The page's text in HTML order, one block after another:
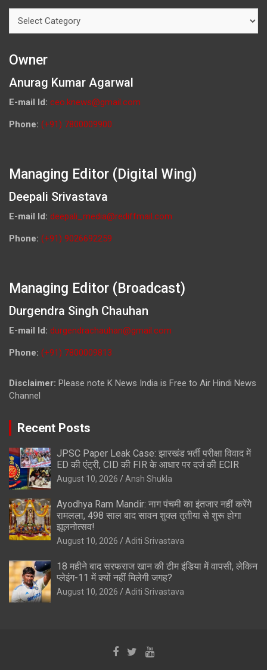
Owner
Anurag Kumar Agarwal
E-mail Id: ceo.knews@gmail.com
Phone: (+91) 7800009900
Managing Editor (Digital Wing)
Deepali Srivastava
E-mail Id: deepali_media@rediffmail.com
Phone: (+91) 9026692259
Managing Editor (Broadcast)
Durgendra Singh Chauhan
E-mail Id: durgendrachauhan@gmail.com
Phone: (+91) 7800009813
Disclaimer: Please note K News India is Free to Air Hindi News
Channel
Recent Posts
JPSC Paper Leak Case: झारखंड भर्ती परीक्षा विवाद में
ED की एंट्री, CID की FIR के आधार पर दर्ज की ECIR
August 10, 2026 Ansh Shukla
Ayodhya Ram Mandir: नाग पंचमी का इंतजार नहीं करेंगे
रामलला, 498 साल बाद सावन शुक्ल तृतीया से शुरू होगा
झूलनोत्सव!
August 10, 2026 Aditi Srivastava
18 महीने बाद सरफराज खान की टीम इंडिया में वापसी, लेकिन
प्लेइंग-11 में क्यों नहीं मिलेगी जगह?
August 10, 2026 Aditi Srivastava